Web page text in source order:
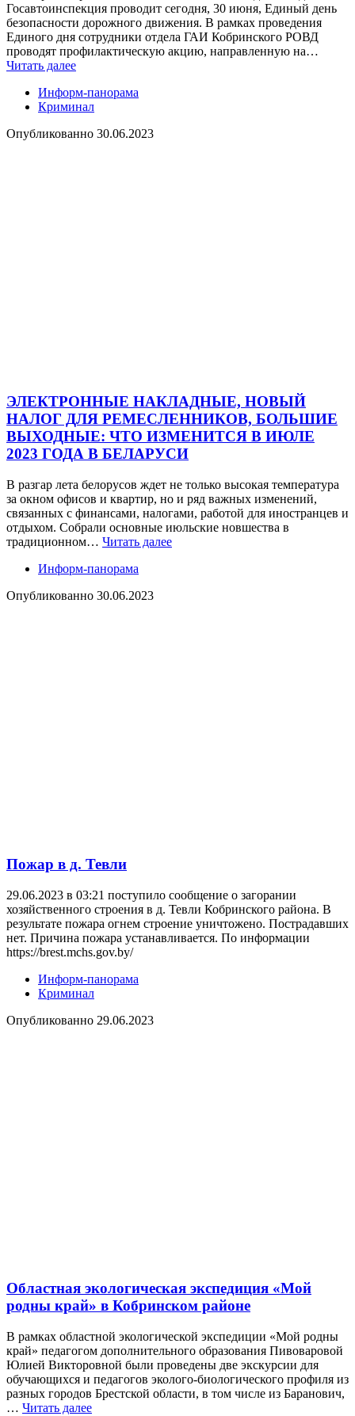
Госавтоинспекция проводит сегодня, 30 июня, Единый день
безопасности дорожного движения. В рамках проведения
Единого дня сотрудники отдела ГАИ Кобринского РОВД
проводят профилактическую акцию, направленную на…
Читать далее
Информ-панорама
Криминал
Опубликованно 30.06.2023
ЭЛЕКТРОННЫЕ НАКЛАДНЫЕ, НОВЫЙ
НАЛОГ ДЛЯ РЕМЕСЛЕННИКОВ, БОЛЬШИЕ
ВЫХОДНЫЕ: ЧТО ИЗМЕНИТСЯ В ИЮЛЕ
2023 ГОДА В БЕЛАРУСИ
В разгар лета белорусов ждет не только высокая температура
за окном офисов и квартир, но и ряд важных изменений,
связанных с финансами, налогами, работой для иностранцев и
отдыхом. Собрали основные июльские новшества в
традиционном… Читать далее
Информ-панорама
Опубликованно 30.06.2023
Пожар в д. Тевли
29.06.2023 в 03:21 поступило сообщение о загорании
хозяйственного строения в д. Тевли Кобринского района. В
результате пожара огнем строение уничтожено. Пострадавших
нет. Причина пожара устанавливается. По информации
https://brest.mchs.gov.by/
Информ-панорама
Криминал
Опубликованно 29.06.2023
Областная экологическая экспедиция «Мой
родны край» в Кобринском районе
В рамках областной экологической экспедиции «Мой родны
край» педагогом дополнительного образования Пивоваровой
Юлией Викторовной были проведены две экскурсии для
обучающихся и педагогов эколого-биологического профиля из
разных городов Брестской области, в том числе из Баранович,
… Читать далее